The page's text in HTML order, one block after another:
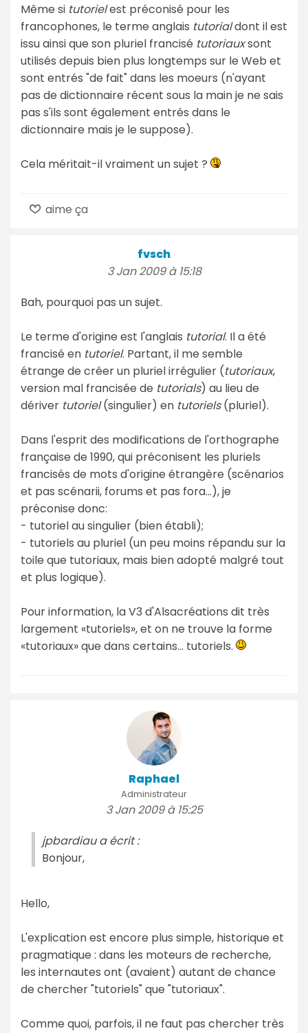
Même si tutorielest préconisé pour les
francophones, le terme anglais tutorialdont il est
issu ainsi que son pluriel francisé tutoriauxsont
utilisés depuis bien plus longtemps sur le Web et
sont entrés "de fait" dans les moeurs (n'ayant
pas de dictionnaire récent sous la main je ne sais
pas s'ils sont également entrés dans le
dictionnaire mais je le suppose).
Cela méritait-il vraiment un sujet ?
aime ça
fvsch
3 Jan 2009 à 15:18
Bah, pourquoi pas un sujet.
Le terme d'origine est l'anglais tutorial. Il a été
francisé en tutoriel. Partant, il me semble
étrange de créer un pluriel irrégulier (tutoriaux,
version mal francisée de tutorials) au lieu de
dériver tutoriel(singulier) en tutoriels(pluriel).
Dans l'esprit des modifications de l'orthographe
française de 1990, qui préconisent les pluriels
francisés de mots d'origine étrangère (scénarios
et pas scénarii, forums et pas fora...), je
préconise donc:
- tutoriel au singulier (bien établi);
- tutoriels au pluriel (un peu moins répandu sur la
toile que tutoriaux, mais bien adopté malgré tout
et plus logique).
Pour information, la V3 d'Alsacréations dit très
largement «tutoriels», et on ne trouve la forme
«tutoriaux» que dans certains... tutoriels.
Raphael
Administrateur
3 Jan 2009 à 15:25
jpbardiau a écrit :
Bonjour,
Hello,
L'explication est encore plus simple, historique et
pragmatique : dans les moteurs de recherche,
les internautes ont (avaient) autant de chance
de chercher "tutoriels" que "tutoriaux".
Comme quoi, parfois, il ne faut pas chercher très